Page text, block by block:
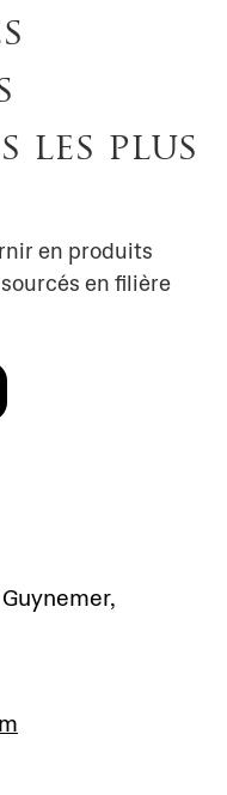
les plus
en produits
en filière